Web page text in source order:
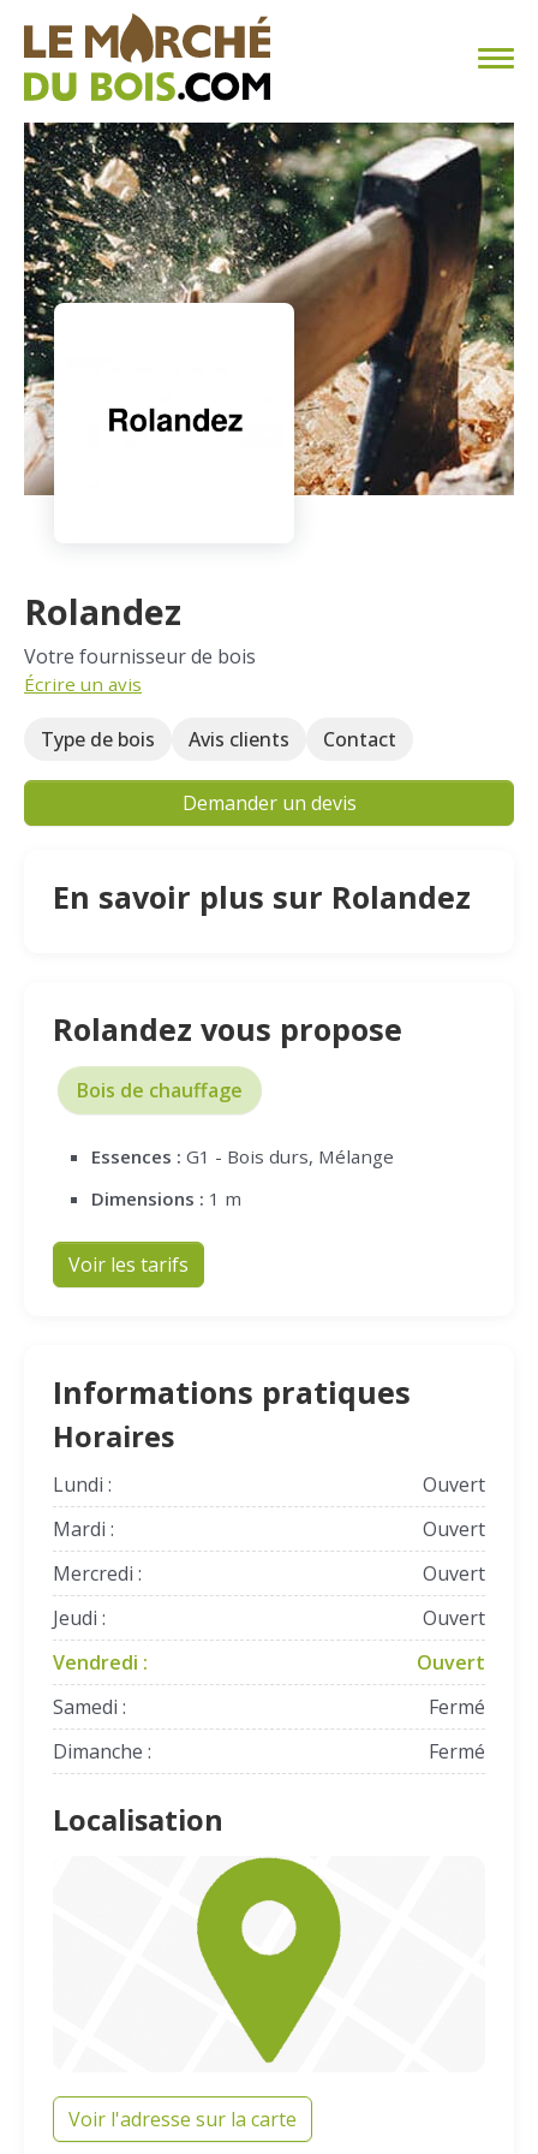
CHAUFFAGE AU BOIS
FAQ
CALCULER SA CONSOMMATION
TROUVER SON FOURNISSEUR
BLOG
ESPACE PRO
Rolandez
Votre fournisseur de bois
Écrire un avis
Type de bois Avis clients Contact
Demander un devis
En savoir plus sur Rolandez
Rolandez vous propose
Bois de chauffage
Essences : G1 - Bois durs, Mélange
Dimensions : 1 m
Voir les tarifs
Informations pratiques
Horaires
Lundi :
Ouvert
Mardi :
Ouvert
Mercredi :
Ouvert
Jeudi :
Ouvert
Vendredi :
Ouvert
Samedi :
Fermé
Dimanche :
Fermé
Localisation
Voir l'adresse sur la carte